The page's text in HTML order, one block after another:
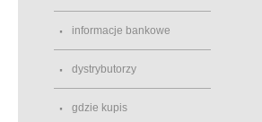
informacje bankowe
dystrybutorzy
gdzie kupis